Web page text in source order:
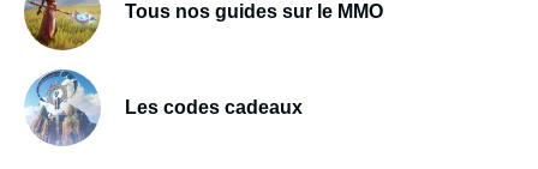
Tous nos guides sur le MMO
Les codes cadeaux